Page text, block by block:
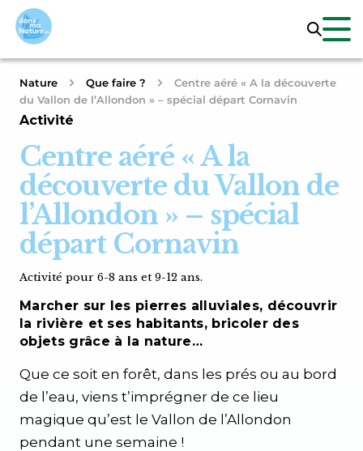
Nature Que faire ?
Centre aéré « A la découverte
du Vallon de l’Allondon » – spécial départ Cornavin
Activité
Centre aéré « A la
découverte du Vallon de
l’Allondon » – spécial
départ Cornavin
Activité pour 6-8 ans et 9-12 ans.
Marcher sur les pierres alluviales, découvrir
la rivière et ses habitants, bricoler des
objets grâce à la nature…
Que ce soit en forêt, dans les prés ou au bord
de l’eau, viens t’imprégner de ce lieu
magique qu’est le Vallon de l’Allondon
pendant une semaine !